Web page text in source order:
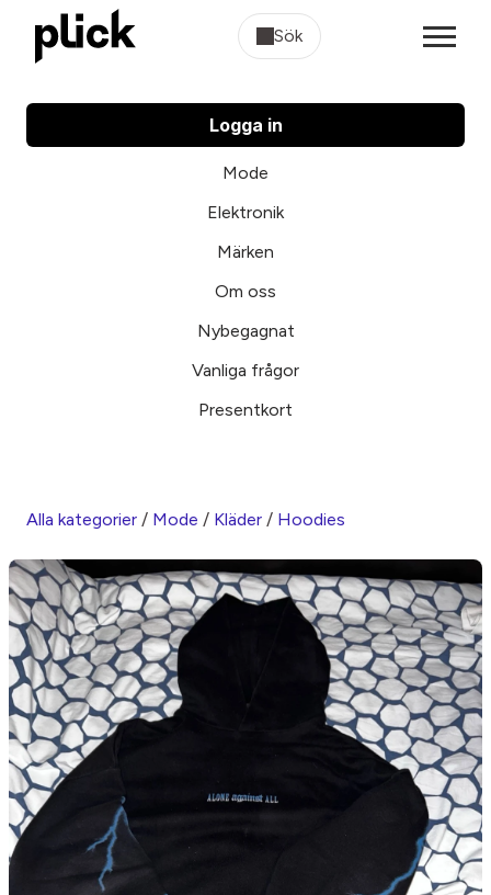
Sök
Logga in
Mode
Elektronik
Märken
Om oss
Nybegagnat
Vanliga frågor
Presentkort
Alla kategorier / Mode / Kläder / Hoodies